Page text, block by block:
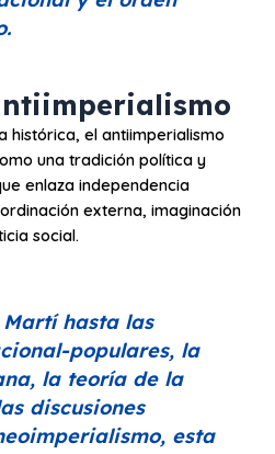
histórica, el antiimperialismo
una tradición política y
enlaza independencia
externa, imaginación
social.
hasta las
populares, la
la teoría de la
discusiones
esta